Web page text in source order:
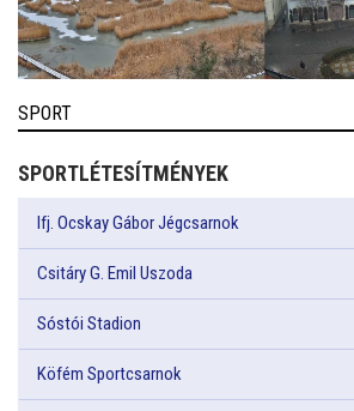
SPORT
SPORTLÉTESÍTMÉNYEK
Ifj. Ocskay Gábor Jégcsarnok
Csitáry G. Emil Uszoda
Sóstói Stadion
Köfém Sportcsarnok